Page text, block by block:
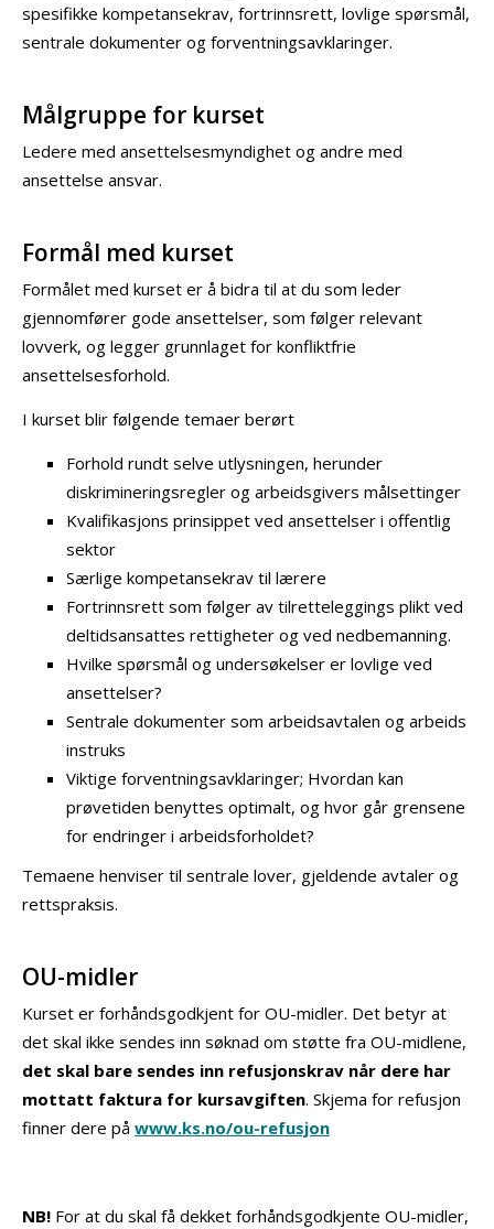
spesifikke kompetansekrav, fortrinnsrett, lovlige spørsmål,
sentrale dokumenter og forventningsavklaringer.
Målgruppe for kurset
Ledere med ansettelsesmyndighet og andre med
ansettelse ansvar.
Formål med kurset
Formålet med kurset er å bidra til at du som leder
gjennomfører gode ansettelser, som følger relevant
lovverk, og legger grunnlaget for konfliktfrie
ansettelsesforhold.
I kurset blir følgende temaer berørt
Forhold rundt selve utlysningen, herunder
diskrimineringsregler og arbeidsgivers målsettinger
Kvalifikasjons prinsippet ved ansettelser i offentlig
sektor
Særlige kompetansekrav til lærere
Fortrinnsrett som følger av tilretteleggings plikt ved
deltidsansattes rettigheter og ved nedbemanning.
Hvilke spørsmål og undersøkelser er lovlige ved
ansettelser?
Sentrale dokumenter som arbeidsavtalen og arbeids
instruks
Viktige forventningsavklaringer; Hvordan kan
prøvetiden benyttes optimalt, og hvor går grensene
for endringer i arbeidsforholdet?
Temaene henviser til sentrale lover, gjeldende avtaler og
rettspraksis.
OU-midler
Kurset er forhåndsgodkjent for OU-midler. Det betyr at
det skal ikke sendes inn søknad om støtte fra OU-midlene,
det skal bare sendes inn refusjonskrav når dere har
mottatt faktura for kursavgiften. Skjema for refusjon
finner dere på www.ks.no/ou-refusjon
NB! For at du skal få dekket forhåndsgodkjente OU-midler,